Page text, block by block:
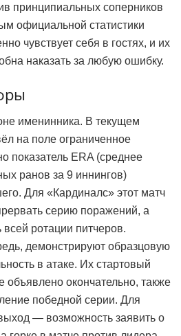
принципиальных соперников
официальной статистики
чувствует себя в гостях, и их
наказать за любую ошибку.
именинника. В текущем
на поле ограниченное
показатель ERA (среднее
ранов за 9 иннингов)
Для «Кардиналс» этот матч
серию поражений, а
ротации питчеров.
демонстрируют образцовую
в атаке. Их стартовый
объявлено окончательно, также
победной серии. Для
— возможность заявить о